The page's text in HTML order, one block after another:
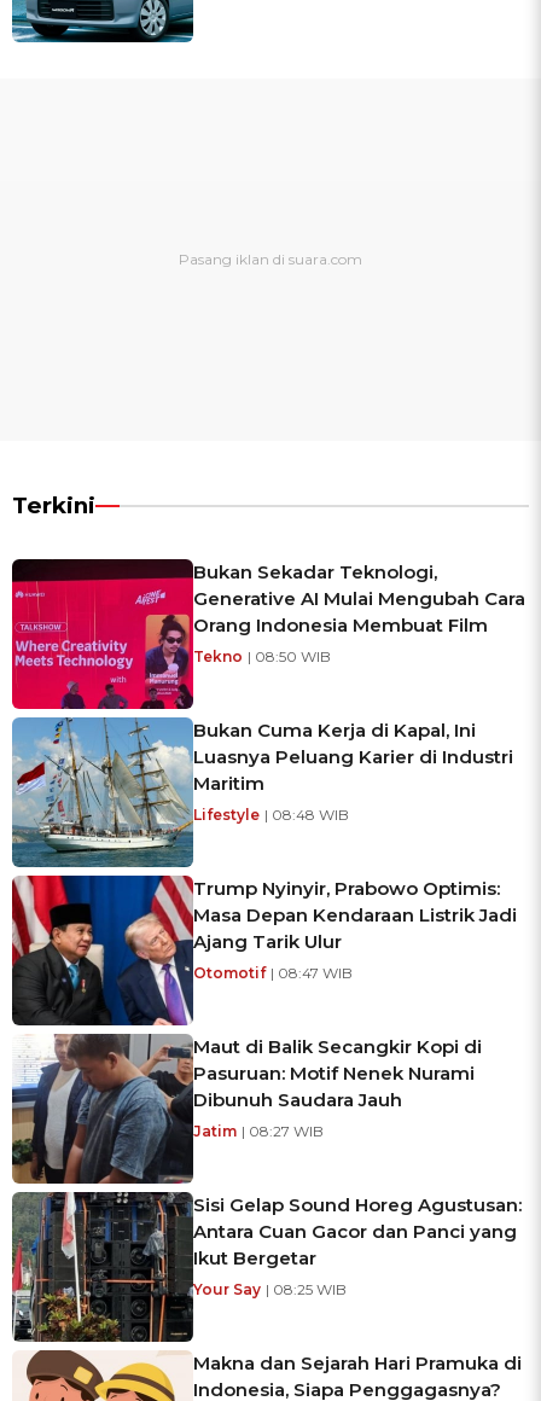
Terkini
Bukan Sekadar Teknologi,
Generative AI Mulai Mengubah Cara
Orang Indonesia Membuat Film
Tekno | 08:50 WIB
Bukan Cuma Kerja di Kapal, Ini
Luasnya Peluang Karier di Industri
Maritim
Lifestyle | 08:48 WIB
Trump Nyinyir, Prabowo Optimis:
Masa Depan Kendaraan Listrik Jadi
Ajang Tarik Ulur
Otomotif | 08:47 WIB
Maut di Balik Secangkir Kopi di
Pasuruan: Motif Nenek Nurami
Dibunuh Saudara Jauh
Jatim | 08:27 WIB
Sisi Gelap Sound Horeg Agustusan:
Antara Cuan Gacor dan Panci yang
Ikut Bergetar
Your Say | 08:25 WIB
Makna dan Sejarah Hari Pramuka di
Indonesia, Siapa Penggagasnya?